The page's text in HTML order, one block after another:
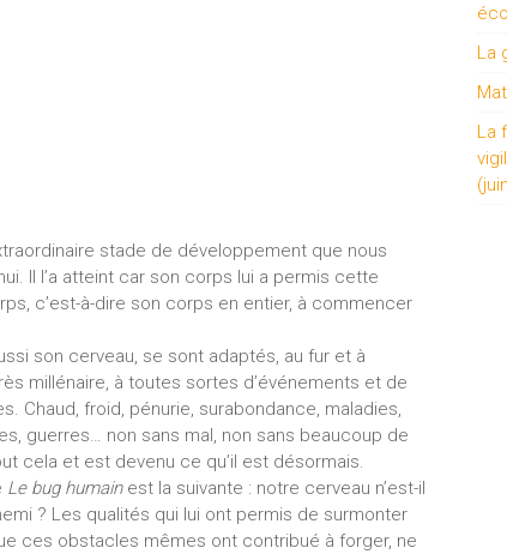
stade de développement que nous
Il l’a atteint car son corps lui a permis cette
c’est-à-dire son corps en entier, à commencer
son cerveau, se sont adaptés, au fur et à
millénaire, à toutes sortes d’événements et de
Chaud, froid, pénurie, surabondance, maladies,
guerres… non sans mal, non sans beaucoup de
cela et est devenu ce qu’il est désormais.
Le bug humainest la suivante : notre cerveau n’est-il
? Les qualités qui lui ont permis de surmonter
ces obstacles mêmes ont contribué à forger, ne
La
La